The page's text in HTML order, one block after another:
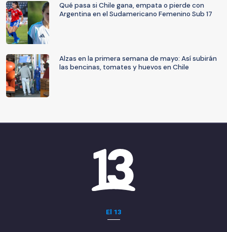
Qué pasa si Chile gana, empata o pierde con
Argentina en el Sudamericano Femenino Sub 17
Alzas en la primera semana de mayo: Así subirán
las bencinas, tomates y huevos en Chile
El 13